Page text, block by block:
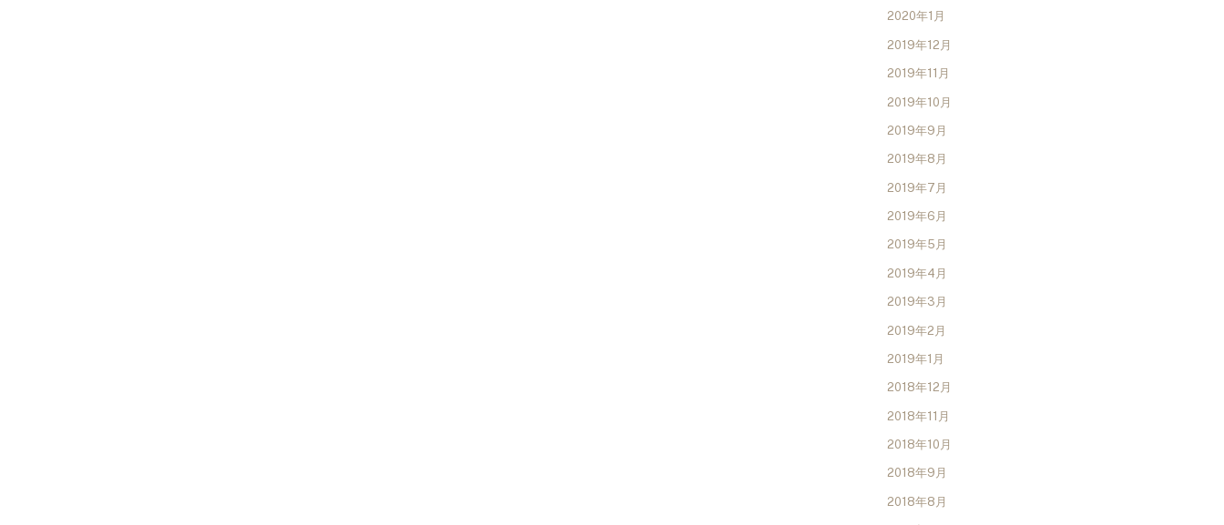
2020年1月
2019年12月
2019年11月
2019年10月
2019年9月
2019年8月
2019年7月
2019年6月
2019年5月
2019年4月
2019年3月
2019年2月
2019年1月
2018年12月
2018年11月
2018年10月
2018年9月
2018年8月